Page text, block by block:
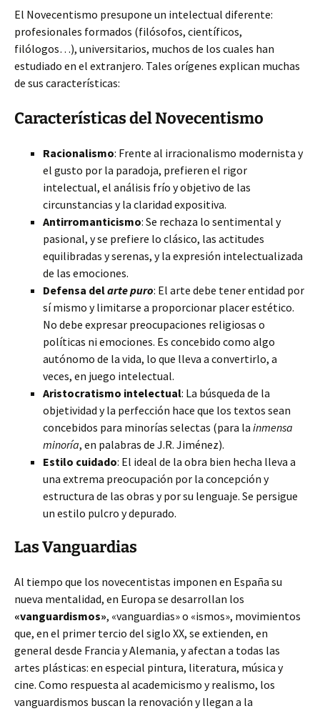
El Novecentismo presupone un intelectual diferente:
profesionales formados (filósofos, científicos,
filólogos…), universitarios, muchos de los cuales han
estudiado en el extranjero. Tales orígenes explican muchas
de sus características:
Características del Novecentismo
Racionalismo: Frente al irracionalismo modernista y
el gusto por la paradoja, prefieren el rigor
intelectual, el análisis frío y objetivo de las
circunstancias y la claridad expositiva.
Antirromanticismo: Se rechaza lo sentimental y
pasional, y se prefiere lo clásico, las actitudes
equilibradas y serenas, y la expresión intelectualizada
de las emociones.
Defensa delarte puro: El arte debe tener entidad por
sí mismo y limitarse a proporcionar placer estético.
No debe expresar preocupaciones religiosas o
políticas ni emociones. Es concebido como algo
autónomo de la vida, lo que lleva a convertirlo, a
veces, en juego intelectual.
Aristocratismo intelectual: La búsqueda de la
objetividad y la perfección hace que los textos sean
concebidos para minorías selectas (para la inmensa
minoría, en palabras de J.R. Jiménez).
Estilo cuidado: El ideal de la obra bien hecha lleva a
una extrema preocupación por la concepción y
estructura de las obras y por su lenguaje. Se persigue
un estilo pulcro y depurado.
Las Vanguardias
Al tiempo que los novecentistas imponen en España su
nueva mentalidad, en Europa se desarrollan los
«vanguardismos», «vanguardias» o «ismos», movimientos
que, en el primer tercio del siglo XX, se extienden, en
general desde Francia y Alemania, y afectan a todas las
artes plásticas: en especial pintura, literatura, música y
cine. Como respuesta al academicismo y realismo, los
vanguardismos buscan la renovación y llegan a la